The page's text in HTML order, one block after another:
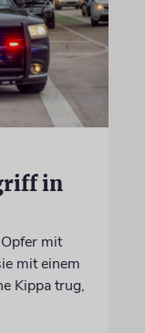
in
mit
mit einem
Kippa trug,